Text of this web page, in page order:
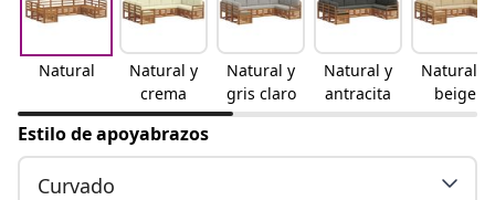
Natural
Natural y
crema
Natural y
gris claro
Natural y
antracita
Natural y
beige
Estilo de apoyabrazos
Curvado